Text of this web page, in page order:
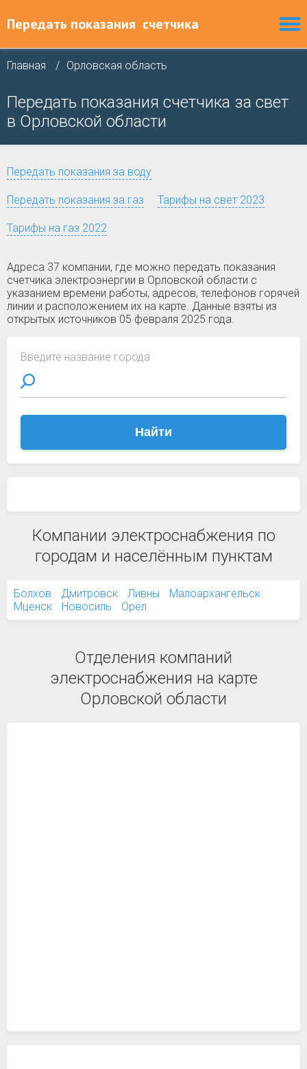
Передать показания счетчика
Главная Орловская область
Передать показания счетчика за свет
в Орловской области
Передать показания за воду
Передать показания за газ Тарифы на свет 2023
Тарифы на газ 2022
Адреса 37 компании, где можно передать показания
счетчика электроэнергии в Орловской области с
указанием времени работы, адресов, телефонов горячей
линии и расположением их на карте. Данные взяты из
открытых источников 05 февраля 2025 года.
Введите название города
Найти
Компании электроснабжения по
городам и населённым пунктам
Болхов Дмитровск Ливны
Малоархангельск
Мценск
Новосиль Орёл
Отделения компаний
электроснабжения на карте
Орловской области